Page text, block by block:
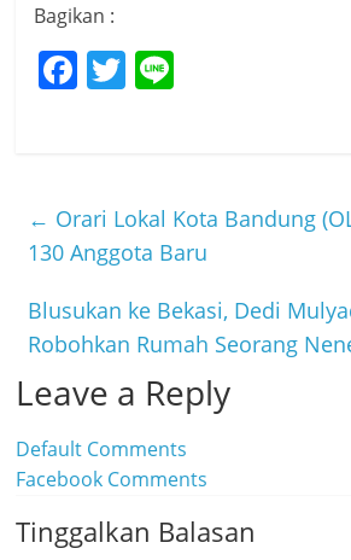
Bagikan :
F
b
o
o
k
T
← Orari Lokal Kota Bandung
130 Anggota Baru
Blusukan ke Bekasi, Dedi
Robohkan Rumah Seorang
Leave a Reply
Default Comments
Facebook Comments
Tinggalkan Balasan